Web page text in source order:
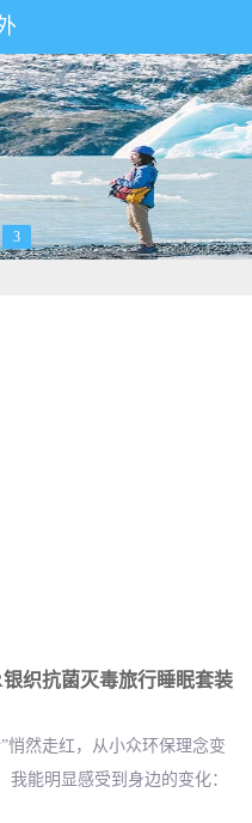
3
织抗菌灭毒旅行睡眠套装
悄然走红，从小众环保理念变
我能明显感受到身边的变化：